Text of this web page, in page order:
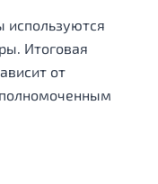
используются
Итоговая
от